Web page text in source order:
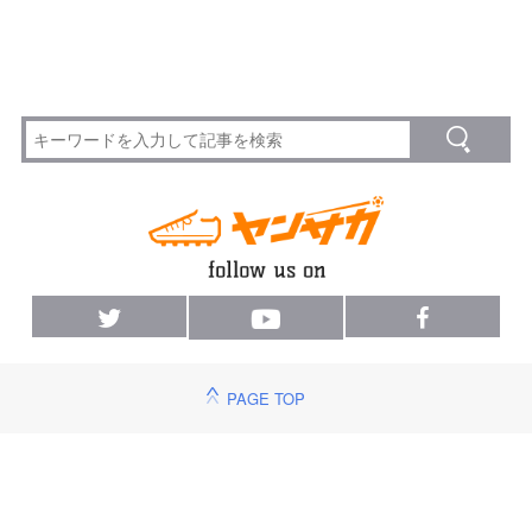
PAGE TOP